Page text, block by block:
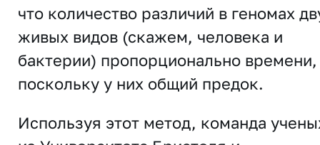
что количество различий в геномах
живых видов (скажем, человека и
бактерии) пропорционально времени,
поскольку у них общий предок.
Используя этот метод, команда